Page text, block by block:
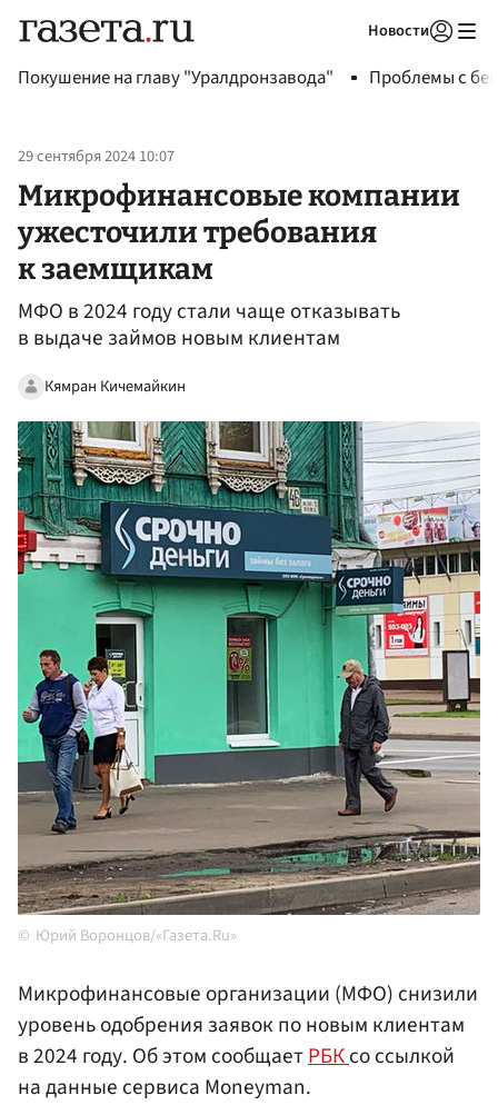
Новости
Покушение на главу "Уралдронзавода" Проблемы с
29 сентября 2024 10:07
Микрофинансовые компании
ужесточили требования
к заемщикам
МФО в 2024 году стали чаще отказывать
в выдаче займов новым клиентам
Кямран Кичемайкин
Юрий Воронцов/«Газета.Ru»
Микрофинансовые организации (МФО) снизили
уровень одобрения заявок по новым клиентам
в 2024 году. Об этом сообщаетРБКсо ссылкой
на данные сервиса Moneyman.